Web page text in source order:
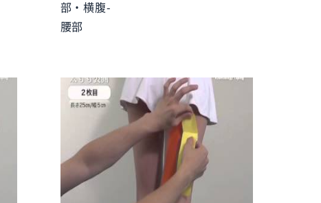
部・横腹-
腰部